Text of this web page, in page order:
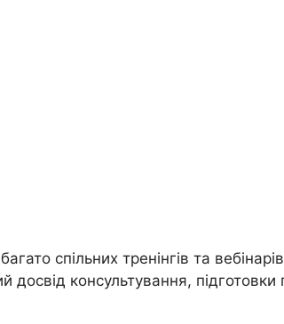
спільних тренінгів та
досвід консультування,